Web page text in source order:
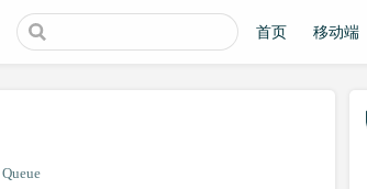
首页 移动端
Queue